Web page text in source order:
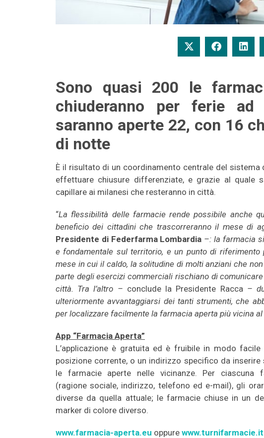
Sono quasi 200 le
chiuderanno per ferie ad
saranno aperte 22, con 16
di notte
È il risultato di un coordinamento centrale del
effettuare chiusure differenziate, e grazie al quale
capillare ai milanesi che resteranno in città.
“La flessibilità delle farmacie rende possibile anche
beneficio dei cittadini che trascorreranno il mese di
Presidente di Federfarma Lombardia –: la farmacia
e fondamentale sul territorio, e un punto di
mese in cui il caldo, la solitudine di molti anziani che
parte degli esercizi commerciali rischiano di
città. Tra l’altro – conclude la Presidente Racca–
ulteriormente avvantaggiarsi dei tanti strumenti, che
per localizzare facilmente la farmacia aperta più vicina al
App “Farmacia Aperta”
L’applicazione è gratuita ed è fruibile in modo
posizione corrente, o un indirizzo specifico da inserire
le farmacie aperte nelle vicinanze. Per
(ragione sociale, indirizzo, telefono ed e-mail), gli
diverse da quella attuale; le farmacie chiuse in un
marker di colore diverso.
www.farmacia-aperta.eu oppure www.turnifarmacie.it